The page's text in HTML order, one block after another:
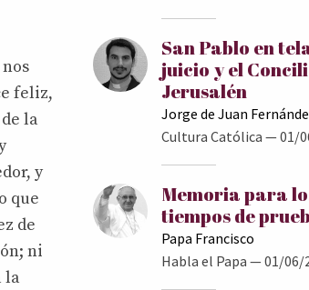
feliz,
la
y
que
de
ni
la
San Pablo en
juicio y el
Jerusalén
Jorge de Juan
Cultura Católica — 01/
Memoria para
tiempos de
Papa Francisco
Habla el Papa — 01/06/